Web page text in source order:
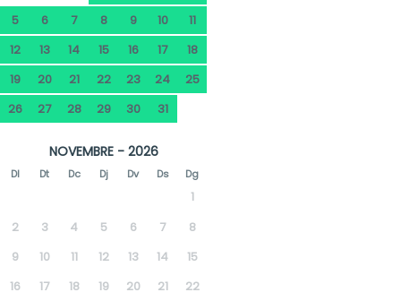
5
6 7 8 9 10
11
12
13 14 15 16 17
18
19
20 21 22 23 24
25
26
27 28 29 30 31
NOVEMBRE - 2026
Dl Dt Dc Dj Dv Ds Dg
1
2
3 4 5 6 7
8
9
10 11 12 13 14
15
16
17 18 19 20 21
22